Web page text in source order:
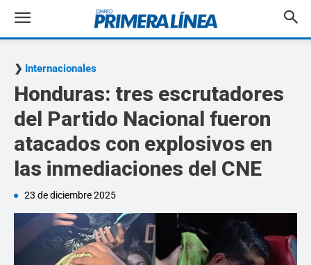
Internacionales
Honduras: tres escrutadores
del Partido Nacional fueron
atacados con explosivos en
las inmediaciones del CNE
23 de diciembre 2025